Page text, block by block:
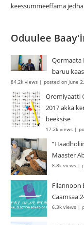
keessummeeffama
Oduulee
Qormaata
baruu
84.2k views |posted on June
Oromiyaatti
2017 akka
beeksise
17.2k views |
Maaster
8.8k views |
Filannoon
Caamsaa
6.3k views |